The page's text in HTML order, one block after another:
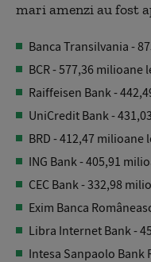
mari amenzi au fost
Banca Transilvania -
BCR - 577,36 milioane
Raiffeisen Bank -
UniCredit Bank -
BRD - 412,47 milioane
ING Bank - 405,91
CEC Bank - 332,98
Exim Banca
Libra Internet Bank -
Intesa Sanpaolo Bank